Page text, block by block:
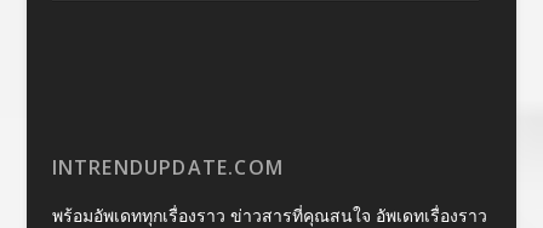
INTRENDUPDATE.COM
พร้อมอัพเดททุกเรื่องราว ข่าวสารที่คุณสนใจ อัพเดทเรื่องราว